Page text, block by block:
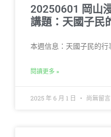
20250601 岡山
講題：天國子民
本週信息：天國子民的
閱讀更多 »
2025 年 6 月 1 日 尚無留言